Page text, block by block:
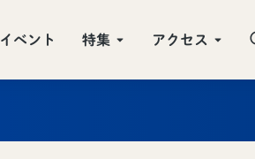
イベント 特集 アクセス